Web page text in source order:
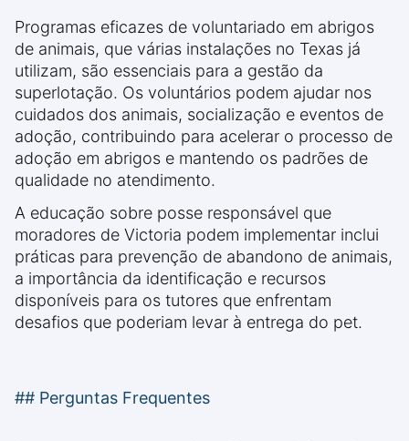
Programas eficazes de voluntariado em abrigos
de animais, que várias instalações no Texas já
utilizam, são essenciais para a gestão da
superlotação. Os voluntários podem ajudar nos
cuidados dos animais, socialização e eventos de
adoção, contribuindo para acelerar o processo de
adoção em abrigos e mantendo os padrões de
qualidade no atendimento.
A educação sobre posse responsável que
moradores de Victoria podem implementar inclui
práticas para prevenção de abandono de animais,
a importância da identificação e recursos
disponíveis para os tutores que enfrentam
desafios que poderiam levar à entrega do pet.
## Perguntas Frequentes